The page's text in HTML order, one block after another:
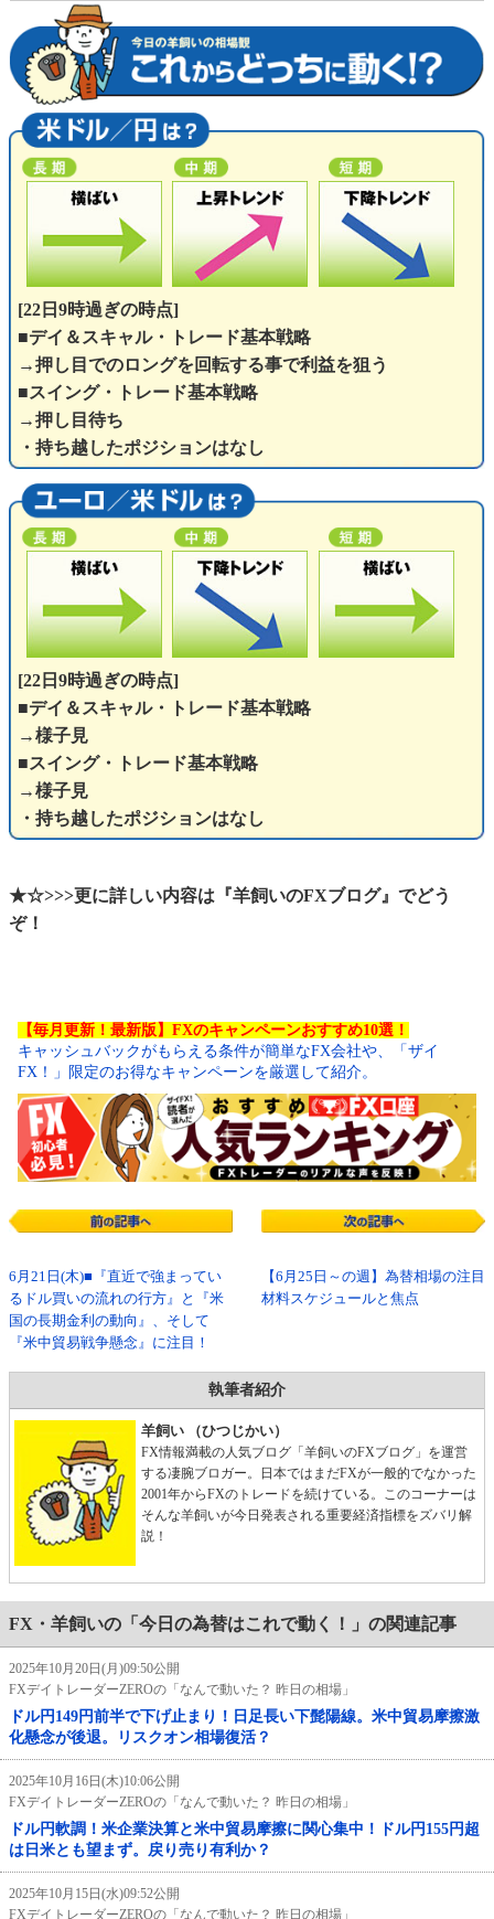
[22日9時過ぎの時点]
■デイ＆スキャル・トレード基本戦略
→押し目でのロングを回転する事で利益を狙う
■スイング・トレード基本戦略
→押し目待ち
・持ち越したポジションはなし
[22日9時過ぎの時点]
■デイ＆スキャル・トレード基本戦略
→様子見
■スイング・トレード基本戦略
→様子見
・持ち越したポジションはなし
★☆>>>更に詳しい内容は『羊飼いのFXブログ』でどう
ぞ！
【毎月更新！最新版】FXのキャンペーンおすすめ10選！
キャッシュバックがもらえる条件が簡単なFX会社や、「ザイ
FX！」限定のお得なキャンペーンを厳選して紹介。
6月21日(木)■『直近で強まってい
るドル買いの流れの行方』と『米
国の長期金利の動向』、そして
『米中貿易戦争懸念』に注目！
【6月25日～の週】為替相場の注目
材料スケジュールと焦点
執筆者紹介
羊飼い （ひつじかい）
FX情報満載の人気ブログ「羊飼いのFXブログ」を運営
する凄腕ブロガー。日本ではまだFXが一般的でなかった
2001年からFXのトレードを続けている。このコーナーは
そんな羊飼いが今日発表される重要経済指標をズバリ解
説！
FX・羊飼いの「今日の為替はこれで動く！」の関連記事
2025年10月20日(月)09:50公開
FXデイトレーダーZEROの「なんで動いた？ 昨日の相場」
ドル円149円前半で下げ止まり！日足長い下髭陽線。米中貿易摩擦激
化懸念が後退。リスクオン相場復活？
2025年10月16日(木)10:06公開
FXデイトレーダーZEROの「なんで動いた？ 昨日の相場」
ドル円軟調！米企業決算と米中貿易摩擦に関心集中！ドル円155円超
は日米とも望まず。戻り売り有利か？
2025年10月15日(水)09:52公開
FXデイトレーダーZEROの「なんで動いた？ 昨日の相場」